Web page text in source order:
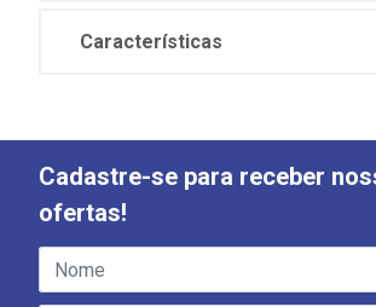
Características
Cadastre-se para receber
ofertas!